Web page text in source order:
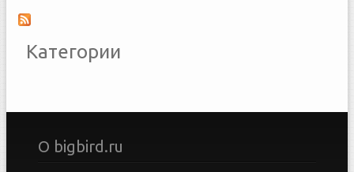
Категории
О bigbird.ru